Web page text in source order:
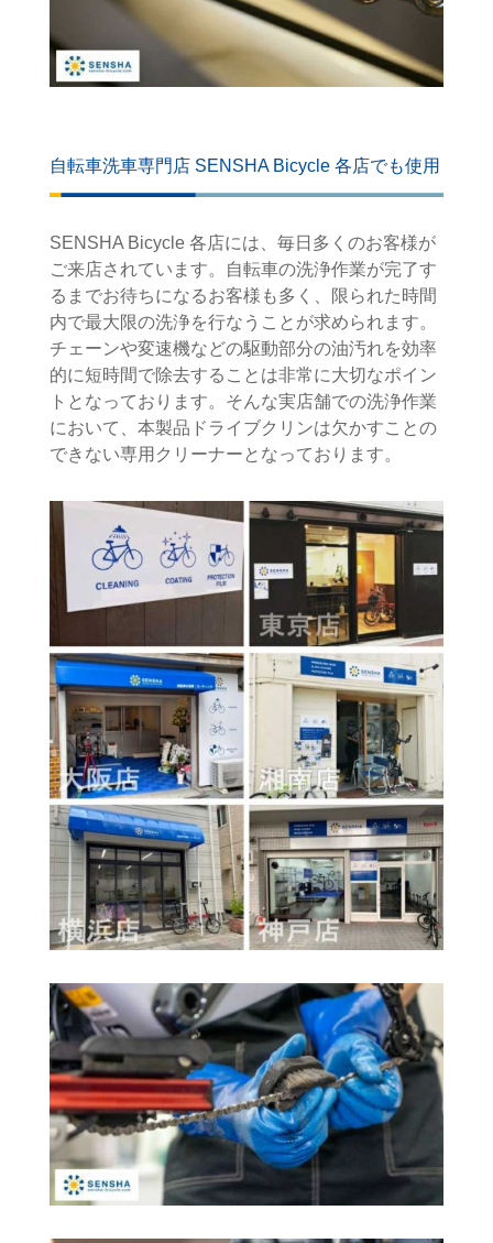
自転車洗車専門店 SENSHA Bicycle 各店でも使用
SENSHA Bicycle 各店には、毎日多くのお客様が
ご来店されています。自転車の洗浄作業が完了す
るまでお待ちになるお客様も多く、限られた時間
内で最大限の洗浄を行なうことが求められます。
チェーンや変速機などの駆動部分の油汚れを効率
的に短時間で除去することは非常に大切なポイン
トとなっております。そんな実店舗での洗浄作業
において、本製品ドライブクリンは欠かすことの
できない専用クリーナーとなっております。